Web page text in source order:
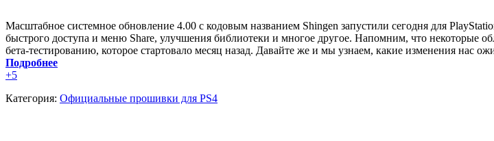
Масштабное системное обновление 4.00 с кодовым названием Shingen запустили сегодня для
быстрого доступа и меню Share, улучшения библиотеки и многое другое. Напомним, что некоторые
бета-тестированию, которое стартовало месяц назад. Давайте же и мы узнаем, какие изменения нас
Подробнее
+5
Категория: Официальные прошивки для PS4